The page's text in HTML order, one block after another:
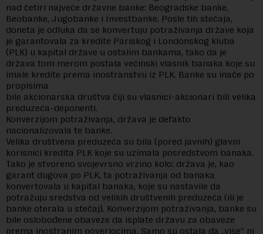
nad četiri najveće državne banke: Beogradske banke,
Beobanke, Jugobanke i Investbanke. Posle tih stečaja,
doneta je odluka da se konvertuju potraživanja države koja
je garantovala za kredite Pariskog i Londonskog kluba
(PLK) u kapital države u ostalim bankama, tako da je
država tom merom postala većinski vlasnik banaka koje su
imale kredite prema inostranstvu iz PLK. Banke su inače po
propisima
bile akcionarska društva čiji su vlasnici-akcionari bili velika
preduzeća-deponenti.
Konverzijom potraživanja, država je defakto
nacionalizovala te banke.
Velika društvena preduzeća su bila (pored javnih) glavni
korisnici kredita PLK koje su uzimala posredstvom banaka.
Tako je stvoreno svojevrsno vrzino kolo: država je, kao
garant dugova po PLK, ta potraživanja od banaka
konvertovala u kapital banaka, koje su nastavile da
potražuju sredstva od velikih društvenih preduzeća (ili je
banke oterala u stečaj). Konverzijom potraživanja, banke su
bile oslobođene obaveze da isplate državu za obaveze
prema inostranim poveriocima. Samo su ostala da „vise“ ni